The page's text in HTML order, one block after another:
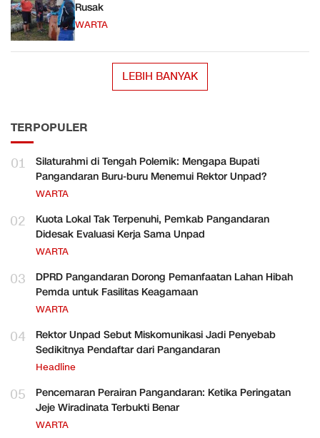
Rusak
WARTA
LEBIH BANYAK
TERPOPULER
01
Silaturahmi di Tengah Polemik: Mengapa Bupati
Pangandaran Buru-buru Menemui Rektor Unpad?
WARTA
02
Kuota Lokal Tak Terpenuhi, Pemkab Pangandaran
Didesak Evaluasi Kerja Sama Unpad
WARTA
03
DPRD Pangandaran Dorong Pemanfaatan Lahan Hibah
Pemda untuk Fasilitas Keagamaan
WARTA
04
Rektor Unpad Sebut Miskomunikasi Jadi Penyebab
Sedikitnya Pendaftar dari Pangandaran
Headline
05
Pencemaran Perairan Pangandaran: Ketika Peringatan
Jeje Wiradinata Terbukti Benar
WARTA